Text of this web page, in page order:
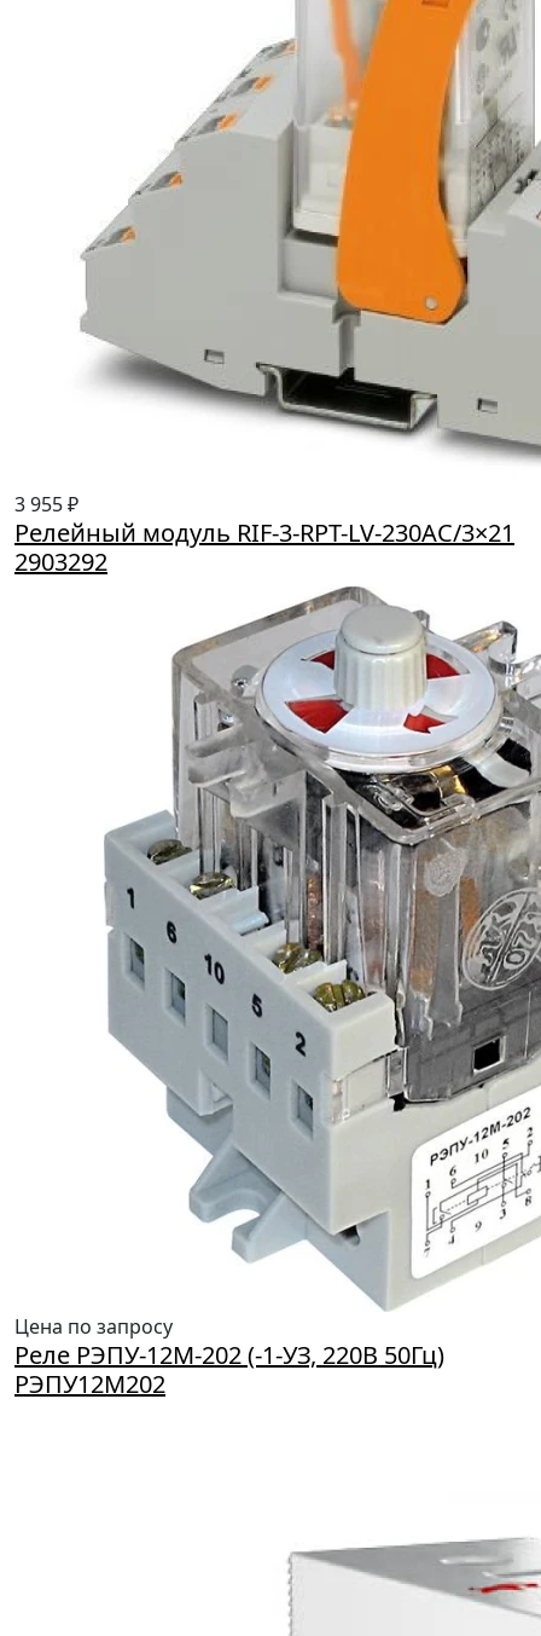
3 955 ₽
Релейный модуль RIF-3-RPT-LV-230AC/3×21
2903292
Цена по запросу
Реле РЭПУ-12М-202 (-1-УЗ, 220В 50Гц)
РЭПУ12М202